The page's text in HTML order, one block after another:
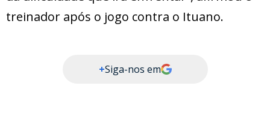
treinador após o jogo contra o Ituano.
+Siga-nos em